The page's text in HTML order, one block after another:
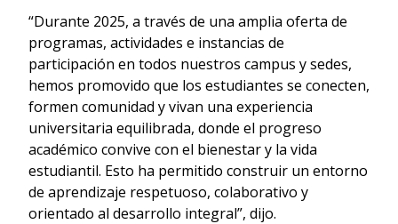
“Durante 2025, a través de una amplia oferta de
programas, actividades e instancias de
participación en todos nuestros campus y sedes,
hemos promovido que los estudiantes se conecten,
formen comunidad y vivan una experiencia
universitaria equilibrada, donde el progreso
académico convive con el bienestar y la vida
estudiantil. Esto ha permitido construir un entorno
de aprendizaje respetuoso, colaborativo y
orientado al desarrollo integral”, dijo.